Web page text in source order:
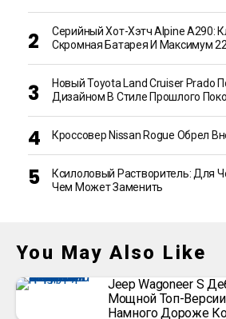
Серийный Хот-Хэтч Alpine A290:
Скромная Батарея И Максимум
Новый Toyota Land Cruiser Prado
Дизайном В Стиле Прошлого
Кроссовер Nissan Rogue Обрел
Ксилоловый Растворитель: Для
Чем Может Заменить
You May Also Like
Jeep Wagoneer S
Мощной Топ-
Намного Дороже